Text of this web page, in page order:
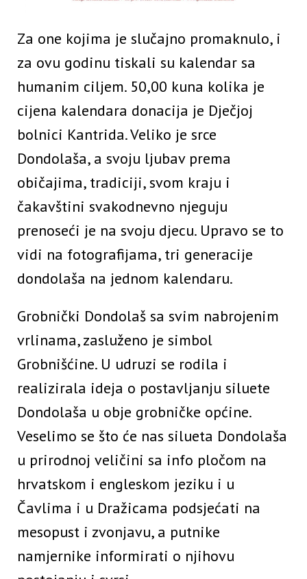
Za one kojima je slučajno promaknulo, i
za ovu godinu tiskali su kalendar sa
humanim ciljem. 50,00 kuna kolika je
cijena kalendara donacija je Dječjoj
bolnici Kantrida. Veliko je srce
Dondolaša, a svoju ljubav prema
običajima, tradiciji, svom kraju i
čakavštini svakodnevno njeguju
prenoseći je na svoju djecu. Upravo se to
vidi na fotografijama, tri generacije
dondolaša na jednom kalendaru.
Grobnički Dondolaš sa svim nabrojenim
vrlinama, zasluženo je simbol
Grobnišćine. U udruzi se rodila i
realizirala ideja o postavljanju siluete
Dondolaša u obje grobničke općine.
Veselimo se što će nas silueta Dondolaša
u prirodnoj veličini sa info pločom na
hrvatskom i engleskom jeziku i u
Čavlima i u Dražicama podsjećati na
mesopust i zvonjavu, a putnike
namjernike informirati o njihovu